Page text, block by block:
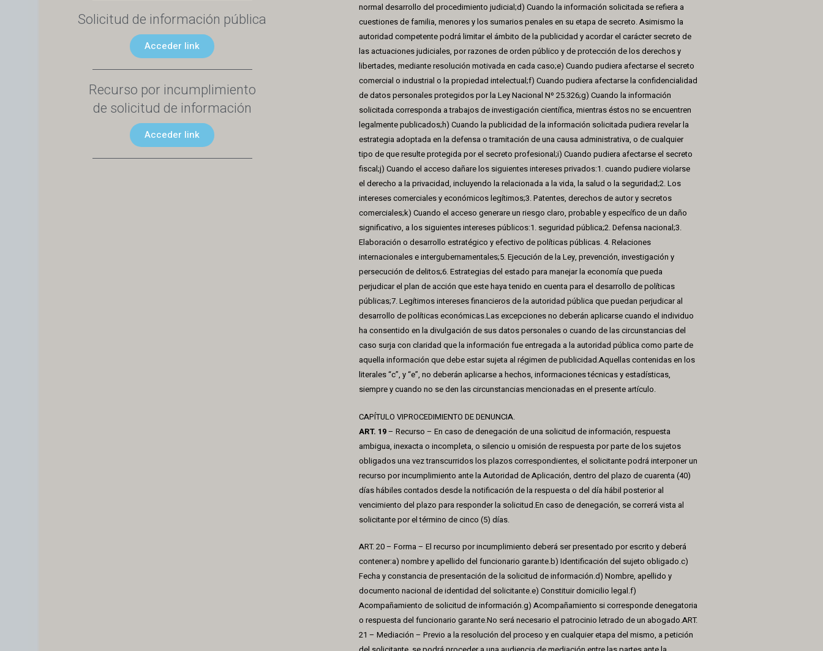
Solicitud de información pública
Acceder link
Recurso por incumplimiento
de solicitud de información
Acceder link
normal desarrollo del procedimiento judicial;d) Cuando la información solicitada se refiera a
cuestiones de familia, menores y los sumarios penales en su etapa de secreto. Asimismo la
autoridad competente podrá limitar el ámbito de la publicidad y acordar el carácter secreto de
las actuaciones judiciales, por razones de orden público y de protección de los derechos y
libertades, mediante resolución motivada en cada caso;e) Cuando pudiera afectarse el secreto
comercial o industrial o la propiedad intelectual;f) Cuando pudiera afectarse la confidencialidad
de datos personales protegidos por la Ley Nacional Nº 25.326;g) Cuando la información
solicitada corresponda a trabajos de investigación científica, mientras éstos no se encuentren
legalmente publicados;h) Cuando la publicidad de la información solicitada pudiera revelar la
estrategia adoptada en la defensa o tramitación de una causa administrativa, o de cualquier
tipo de que resulte protegida por el secreto profesional;i) Cuando pudiera afectarse el secreto
fiscal;j) Cuando el acceso dañare los siguientes intereses privados:1. cuando pudiere violarse
el derecho a la privacidad, incluyendo la relacionada a la vida, la salud o la seguridad;2. Los
intereses comerciales y económicos legítimos;3. Patentes, derechos de autor y secretos
comerciales;k) Cuando el acceso generare un riesgo claro, probable y específico de un daño
significativo, a los siguientes intereses públicos:1. seguridad pública;2. Defensa nacional;3.
Elaboración o desarrollo estratégico y efectivo de políticas públicas. 4. Relaciones
internacionales e intergubernamentales;5. Ejecución de la Ley, prevención, investigación y
persecución de delitos;6. Estrategias del estado para manejar la economía que pueda
perjudicar el plan de acción que este haya tenido en cuenta para el desarrollo de políticas
públicas;7. Legítimos intereses financieros de la autoridad pública que puedan perjudicar al
desarrollo de políticas económicas.Las excepciones no deberán aplicarse cuando el individuo
ha consentido en la divulgación de sus datos personales o cuando de las circunstancias del
caso surja con claridad que la información fue entregada a la autoridad pública como parte de
aquella información que debe estar sujeta al régimen de publicidad.Aquellas contenidas en los
literales “c”, y “e”, no deberán aplicarse a hechos, informaciones técnicas y estadísticas,
siempre y cuando no se den las circunstancias mencionadas en el presente artículo.
CAPÍTULO VIPROCEDIMIENTO DE DENUNCIA.
ART. 19– Recurso – En caso de denegación de una solicitud de información, respuesta
ambigua, inexacta o incompleta, o silencio u omisión de respuesta por parte de los sujetos
obligados una vez transcurridos los plazos correspondientes, el solicitante podrá interponer un
recurso por incumplimiento ante la Autoridad de Aplicación, dentro del plazo de cuarenta (40)
días hábiles contados desde la notificación de la respuesta o del día hábil posterior al
vencimiento del plazo para responder la solicitud.En caso de denegación, se correrá vista al
solicitante por el término de cinco (5) días.
ART. 20 – Forma – El recurso por incumplimiento deberá ser presentado por escrito y deberá
contener:a) nombre y apellido del funcionario garante.b) Identificación del sujeto obligado.c)
Fecha y constancia de presentación de la solicitud de información.d) Nombre, apellido y
documento nacional de identidad del solicitante.e) Constituir domicilio legal.f)
Acompañamiento de solicitud de información.g) Acompañamiento si corresponde denegatoria
o respuesta del funcionario garante.No será necesario el patrocinio letrado de un abogado.ART.
21 – Mediación – Previo a la resolución del proceso y en cualquier etapa del mismo, a petición